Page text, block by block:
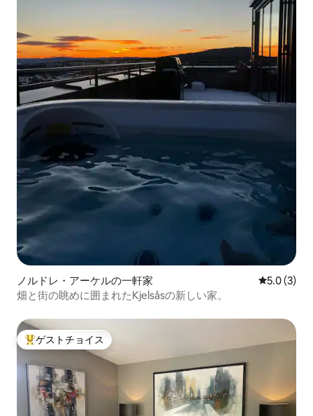
ノルドレ・アーケルの一軒家 レビュー3
5.0 (3)
畑と街の眺めに囲まれたKjelsåsの新しい家。
大好評のゲストチョイスです。
ゲストチョイス